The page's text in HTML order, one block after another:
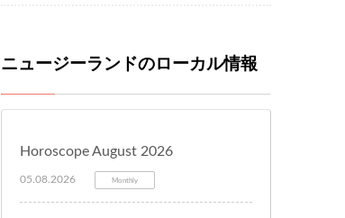
ニュージーランドのローカル情報
Horoscope August 2026
05.08.2026 Monthly